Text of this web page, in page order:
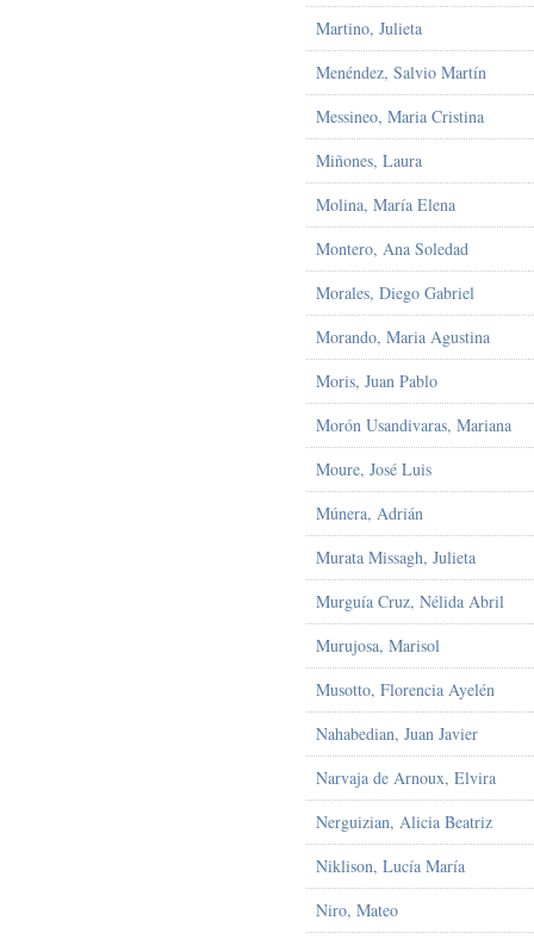
Martino, Julieta
Menéndez, Salvio Martín
Messineo, Maria Cristina
Miñones, Laura
Molina, María Elena
Montero, Ana Soledad
Morales, Diego Gabriel
Morando, Maria Agustina
Moris, Juan Pablo
Morón Usandivaras, Mariana
Moure, José Luis
Múnera, Adrián
Murata Missagh, Julieta
Murguía Cruz, Nélida Abril
Murujosa, Marisol
Musotto, Florencia Ayelén
Nahabedian, Juan Javier
Narvaja de Arnoux, Elvira
Nerguizian, Alicia Beatriz
Niklison, Lucía María
Niro, Mateo